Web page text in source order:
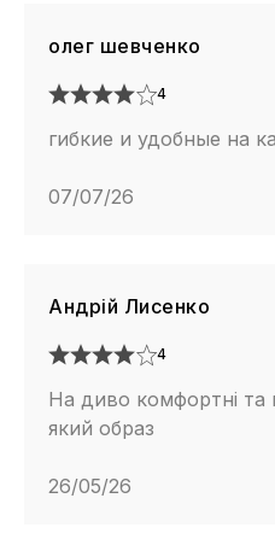
олег шевченко
4
гибкие и удобные на
07/07/26
Андрій Лисенко
4
На диво комфортні та
який образ
26/05/26